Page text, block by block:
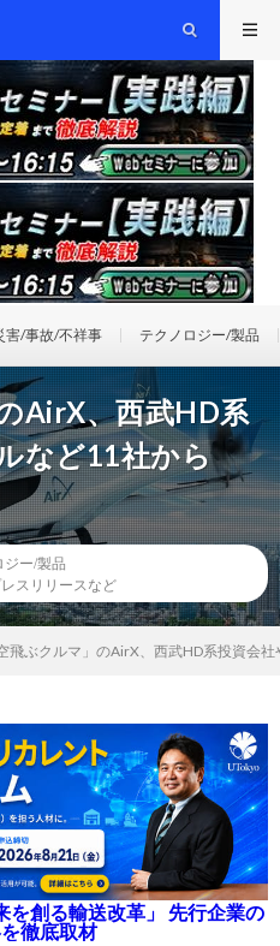
害/事故/不祥事 テクノロジー/製品
AirX、西武HD系
など11社から
ジー/製品
レスリリースなど
空飛ぶクルマ」のAirX、西武HD系投資会
を創る輸送改革」 先行企業の
徹底取材